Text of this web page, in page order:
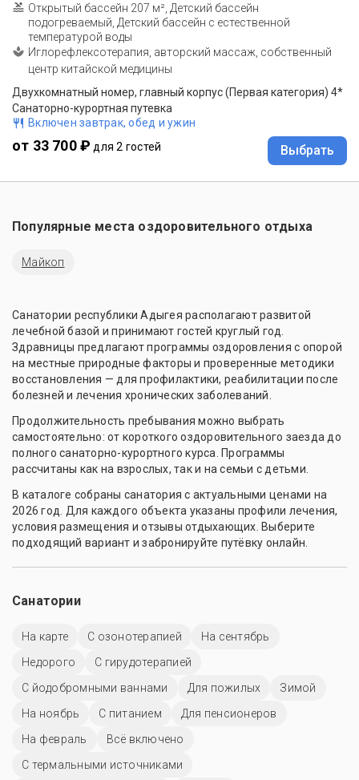
Открытый бассейн 207 м², Детский бассейн
подогреваемый, Детский бассейн с естественной
температурой воды
Иглорефлексотерапия, авторский массаж, собственный
центр китайской медицины
Двухкомнатный номер, главный корпус (Первая категория) 4*
Санаторно-курортная путевка
Включен завтрак, обед и ужин
от 33 700 ₽ для 2 гостей Выбрать
Популярные места оздоровительного отдыха
Майкоп
Санатории республики Адыгея располагают развитой
лечебной базой и принимают гостей круглый год.
Здравницы предлагают программы оздоровления с опорой
на местные природные факторы и проверенные методики
восстановления — для профилактики, реабилитации после
болезней и лечения хронических заболеваний.
Продолжительность пребывания можно выбрать
самостоятельно: от короткого оздоровительного заезда до
полного санаторно-курортного курса. Программы
рассчитаны как на взрослых, так и на семьи с детьми.
В каталоге собраны санатория с актуальными ценами на
2026 год. Для каждого объекта указаны профили лечения,
условия размещения и отзывы отдыхающих. Выберите
подходящий вариант и забронируйте путёвку онлайн.
Санатории
На карте С озонотерапией
На сентябрь
Недорого
С гирудотерапией
С йодобромными ваннами
Для пожилых
Зимой
На ноябрь
С питанием
Для пенсионеров
На февраль
Всё включено
С термальными источниками